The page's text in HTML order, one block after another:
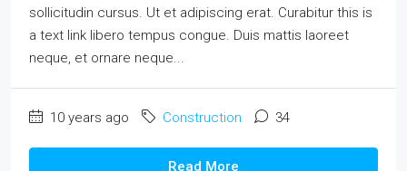
sollicitudin cursus. Ut et adipiscing erat. Curabitur this is
a text link libero tempus congue. Duis mattis laoreet
neque, et ornare neque...
10 years ago Construction 34
Read More